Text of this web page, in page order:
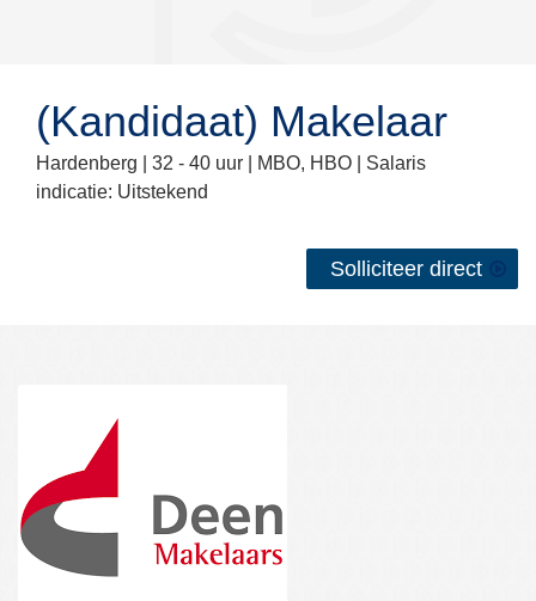
(Kandidaat) Makelaar
Hardenberg | 32 - 40 uur | MBO, HBO
| Salaris
indicatie: Uitstekend
Solliciteer direct